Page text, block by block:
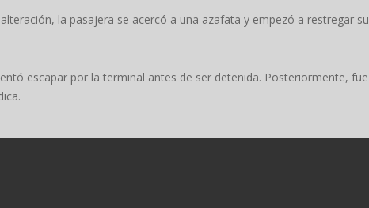
la pasajera se acercó a una azafata y empezó a restregar su
escapar por la terminal antes de ser detenida. Posteriormente, fue